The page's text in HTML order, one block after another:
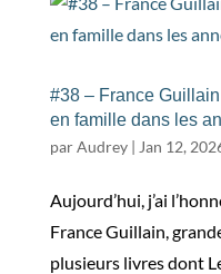
#38 – France
en famille dans les
parAudrey| Jan 12,
Aujourd’hui, j’ai
France Guillain,
plusieurs livres dont